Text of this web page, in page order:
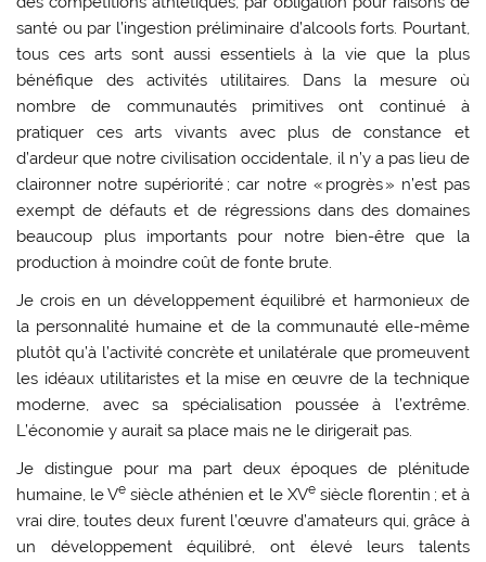
santé ou par l’ingestion préliminaire d’alcools forts. Pourtant,
tous ces arts sont aussi essentiels à la vie que la plus
bénéfique des activités utilitaires. Dans la mesure où
nombre de communautés primitives ont continué à
pratiquer ces arts vivants avec plus de constance et
d’ardeur que notre civilisation occidentale, il n’y a pas lieu de
claironner notre supériorité ; car notre « progrès » n’est pas
exempt de défauts et de régressions dans des domaines
beaucoup plus importants pour notre bien-être que la
production à moindre coût de fonte brute.
Je crois en un développement équilibré et harmonieux de
la personnalité humaine et de la communauté elle-même
plutôt qu’à l’activité concrète et unilatérale que promeuvent
les idéaux utilitaristes et la mise en œuvre de la technique
moderne, avec sa spécialisation poussée à l’extrême.
L’économie y aurait sa place mais ne le dirigerait pas.
Je distingue pour ma part deux époques de plénitude
humaine, le Ve siècle athénien et le XVesiècle florentin ; et à
vrai dire, toutes deux furent l’œuvre d’amateurs qui, grâce à
un développement équilibré, ont élevé leurs talents